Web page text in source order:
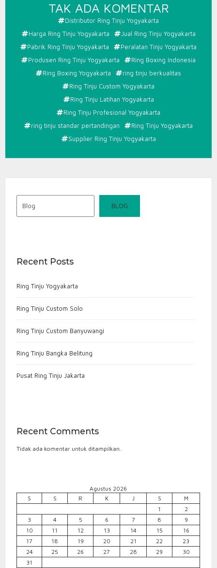
TAK ADA KOMENTAR
TINJU
Distributor Ring Tinju Yogyakarta
Harga Ring Tinju Yogyakarta
Jual Ring Tinju Yogyakarta
Pabrik Ring Tinju Yogyakarta
Peralatan Tinju Yogyakarta
Produsen Ring Tinju Yogyakarta
Ring Boxing Indonesia
Ring Boxing Yogyakarta
ring tinju berkualitas
Ring Tinju Custom Yogyakarta
Ring Tinju Latihan Yogyakarta
Ring Tinju Profesional Yogyakarta
ring tinju standar pertandingan
Ring Tinju Yogyakarta
Supplier Ring Tinju Yogyakarta
BLOG
Recent Posts
Ring Tinju Yogyakarta
Ring Tinju Custom Solo
Ring Tinju Custom Banyuwangi
Ring Tinju Bangka Belitung
Pusat Ring Tinju Jakarta
Recent Comments
Tidak ada komentar untuk ditampilkan.
Agustus 2026
S
S R K J S
M
1
2
3
4 5 6 7 8
9
10
11 12 13 14 15
16
17
18 19 20 21 22
23
24
25 26 27 28 29
30
31